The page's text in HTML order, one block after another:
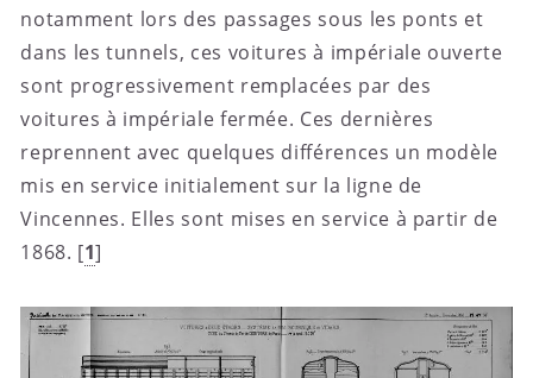
notamment lors des passages sous les ponts et
dans les tunnels, ces voitures à impériale ouverte
sont progressivement remplacées par des
voitures à impériale fermée. Ces dernières
reprennent avec quelques différences un modèle
mis en service initialement sur la ligne de
Vincennes. Elles sont mises en service à partir de
1868. [1]